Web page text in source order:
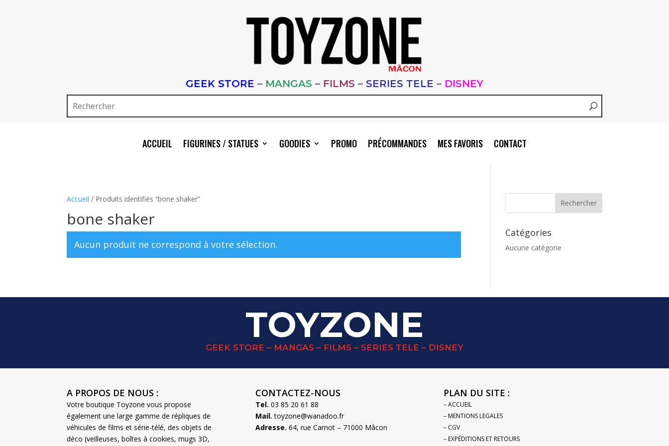
GEEK STORE – MANGAS – FILMS – SERIES TELE – DISNEY
ACCUEIL FIGURINES / STATUES GOODIES PROMO PRÉCOMMANDES MES FAVORIS CONTACT
Accueil / Produits identifiés “bone shaker”
bone shaker
Aucun produit ne correspond à votre sélection.
Catégories
Aucune catégorie
TOYZONE
GEEK STORE – MANGAS – FILMS – SERIES TELE – DISNEY
A PROPOS DE NOUS :
Votre boutique Toyzone vous propose
également une large gamme de répliques de
véhicules de films et série-télé, des objets de
déco (veilleuses, boîtes à cookies, mugs 3D,
CONTACTEZ-NOUS
Tel. 03 85 20 61 88
Mail. toyzone@wanadoo.fr
Adresse. 64, rue Carnot – 71000 Mâcon
PLAN DU SITE :
– ACCUEIL
– MENTIONS LEGALES
– CGV
– EXPÉDITIONS ET RETOURS